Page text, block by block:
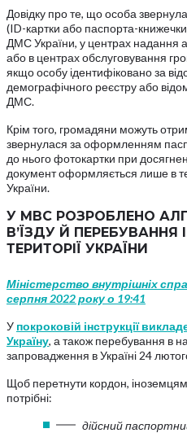
Довідку про те, що особа
(ID-картки або паспорта-
ДМС України, у центрах надання
або в центрах обслуговування
якщо особу ідентифіковано за
демографічного реєстру або
ДМС.
Крім того, громадяни можуть
звернулася за оформленням
до нього фотокартки при
документ оформляється лише в
України.
У МВС РОЗРОБЛЕНО
В’ЇЗДУ Й ПЕРЕБУВАННЯ
ТЕРИТОРІЇ УКРАЇНИ
Міністерство внутрішніх
серпня 2022 року о 19:41
У покроковій інструкції
Україну, а також перебування в
запровадження в Україні 24
Щоб перетнути кордон,
потрібні:
дійсний